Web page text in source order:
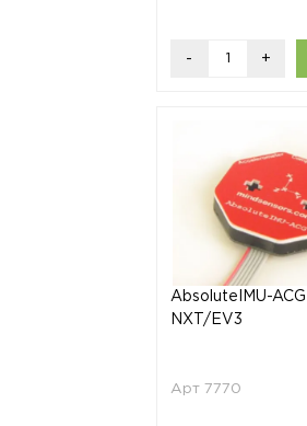
- +
AbsoluteIMU-ACG
NXT/EV3
Арт 7770